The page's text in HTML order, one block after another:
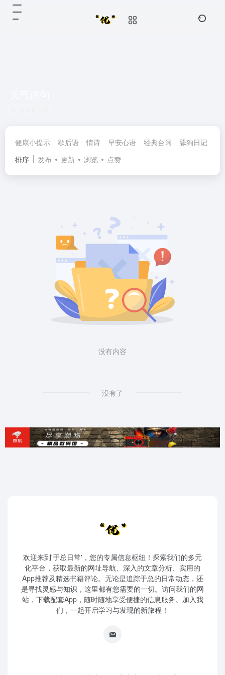
健康小提示 歇后语 情诗 早安心语 经典台词 舔狗日记
排序
发布 更新 浏览 点赞
没有内容
没有了
欢迎来到'于总日常'，您的专属信息枢纽！探索我们的多元
化平台，获取最新的网址导航、深入的文章分析、实用的
App推荐及精选书籍评论。无论是追踪于总的日常动态，还
是寻找灵感与知识，这里都有您需要的一切。访问我们的网
站，下载配套App，随时随地享受便捷的信息服务。加入我
们，一起开启学习与发现的新旅程！